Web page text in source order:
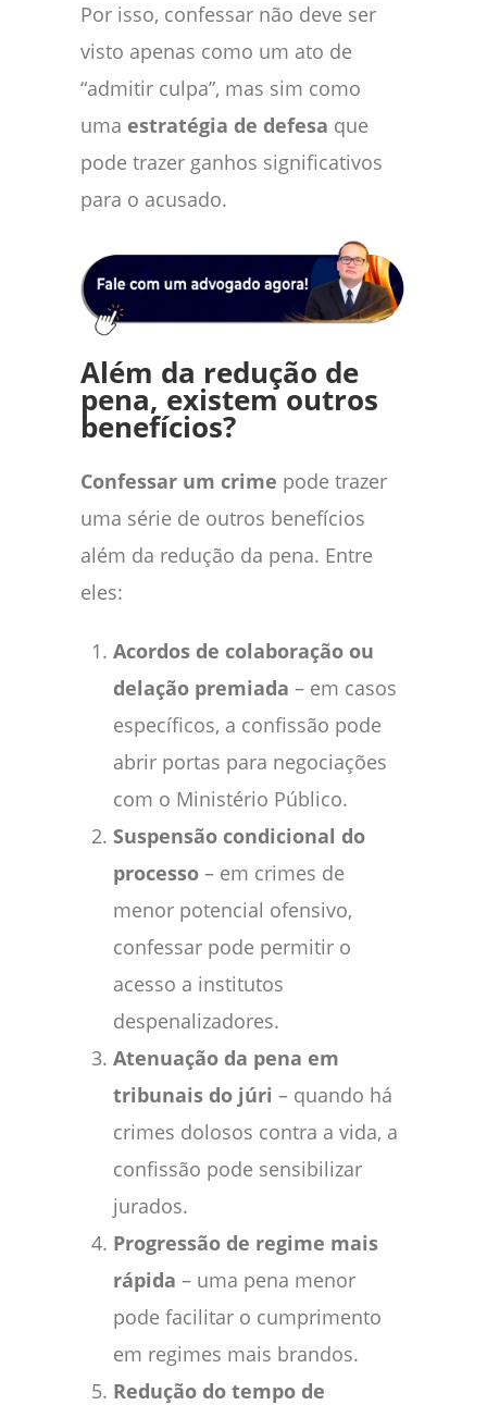
Por isso, confessar não deve ser
visto apenas como um ato de
“admitir culpa”, mas sim como
uma estratégia de defesa que
pode trazer ganhos significativos
para o acusado.
Além da redução de
pena, existem outros
benefícios?
Confessar um crime pode trazer
uma série de outros benefícios
além da redução da pena. Entre
eles:
Acordos de colaboração ou
delação premiada – em casos
específicos, a confissão pode
abrir portas para negociações
com o Ministério Público.
Suspensão condicional do
processo – em crimes de
menor potencial ofensivo,
confessar pode permitir o
acesso a institutos
despenalizadores.
Atenuação da pena em
tribunais do júri – quando há
crimes dolosos contra a vida, a
confissão pode sensibilizar
jurados.
Progressão de regime mais
rápida – uma pena menor
pode facilitar o cumprimento
em regimes mais brandos.
Redução do tempo de